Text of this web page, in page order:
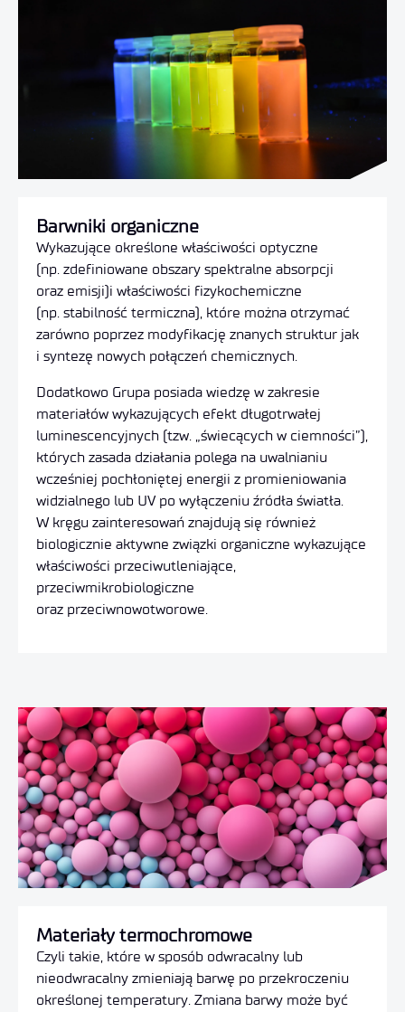
Barwniki organiczne
Wykazujące określone właściwości optyczne
(np. zdefiniowane obszary spektralne absorpcji
oraz emisji)i właściwości fizykochemiczne
(np. stabilność termiczna), które można otrzymać
zarówno poprzez modyfikację znanych struktur jak
i syntezę nowych połączeń chemicznych.
Dodatkowo Grupa posiada wiedzę w zakresie
materiałów wykazujących efekt długotrwałej
luminescencyjnych (tzw. „świecących w ciemności”),
których zasada działania polega na uwalnianiu
wcześniej pochłoniętej energii z promieniowania
widzialnego lub UV po wyłączeniu źródła światła.
W kręgu zainteresowań znajdują się również
biologicznie aktywne związki organiczne wykazujące
właściwości przeciwutleniające,
przeciwmikrobiologiczne
oraz przeciwnowotworowe.
Materiały termochromowe
Czyli takie, które w sposób odwracalny lub
nieodwracalny zmieniają barwę po przekroczeniu
określonej temperatury. Zmiana barwy może być